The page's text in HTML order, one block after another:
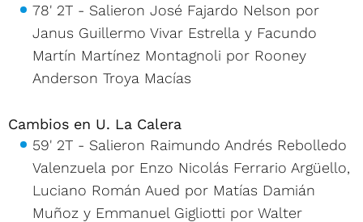
78' 2T - Salieron José Fajardo Nelson por
Janus Guillermo Vivar Estrella y Facundo
Martín Martínez Montagnoli por Rooney
Anderson Troya Macías
Cambios en U. La Calera
59' 2T - Salieron Raimundo Andrés Rebolledo
Valenzuela por Enzo Nicolás Ferrario Argüello,
Luciano Román Aued por Matías Damián
Muñoz y Emmanuel Gigliotti por Walter